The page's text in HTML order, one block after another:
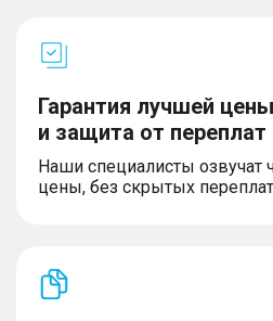
Гарантия лучшей цены
и защита от переплат
Наши специалисты озвучат
цены, без скрытых переплат